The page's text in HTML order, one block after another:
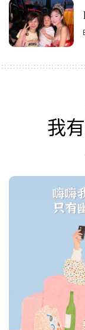
我